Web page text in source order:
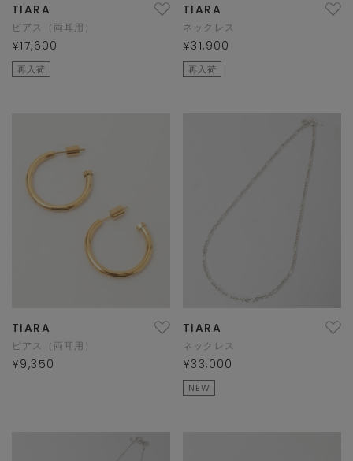
TIARA
ピアス（両耳用）
¥17,600
再入荷
TIARA
ネックレス
¥31,900
再入荷
TIARA
ピアス（両耳用）
¥9,350
TIARA
ネックレス
¥33,000
NEW